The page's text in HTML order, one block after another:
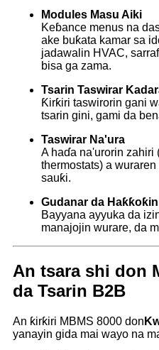
Modules Masu Aiki
Keɓance menus na
ake buƙata kamar sa
jadawalin HVAC,
bisa ga zama.
Tsarin Taswirar
Ƙirƙiri taswirorin gani
tsarin gini, gami da
Taswirar Na'ura
A haɗa na'urorin zahiri
thermostats) a
sauƙi.
Gudanar da
Bayyana ayyuka da
manajojin wurare, da
An tsara shi don
da Tsarin B2B
An ƙirƙiri MBMS 8000 don
yanayin gida mai wayo na